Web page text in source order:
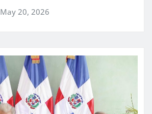
May 20, 2026